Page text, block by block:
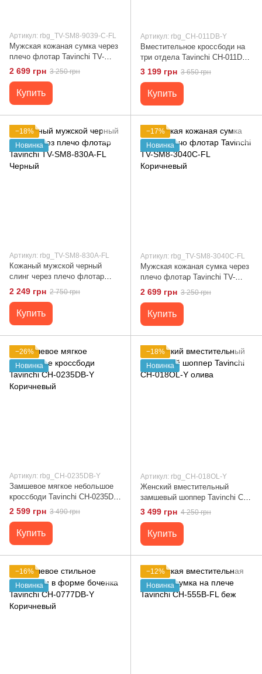
Артикул: rbg_TV-SM8-9039-C-FL
Мужская кожаная сумка через
плечо флотар Tavinchi TV-
SM8-9039-C-FL Коричневый
2 699 грн 3 250 грн
Купить
Артикул: rbg_CH-011DB-Y
Вместительное кроссбоди на
три отдела Tavinchi CH-011DB-
Y Коричневый
3 199 грн 3 650 грн
Купить
−18%
Новинка
Артикул: rbg_TV-SM8-830A-FL
Кожаный мужской черный
слинг через плечо флотар
Tavinchi TV-SM8-830A-FL
2 249 грн 2 750 грн
Купить
−17%
Новинка
Артикул: rbg_TV-SM8-3040C-FL
Мужская кожаная сумка через
плечо флотар Tavinchi TV-
SM8-3040C-FL Коричневый
2 699 грн 3 250 грн
Купить
−26%
Новинка
Артикул: rbg_CH-0235DB-Y
Замшевое мягкое небольшое
кроссбоди Tavinchi CH-0235DB-
Y Коричневый
2 599 грн 3 490 грн
Купить
−18%
Новинка
Артикул: rbg_CH-018OL-Y
Женский вместительный
замшевый шоппер Tavinchi CH-
018OL-Y олива
3 499 грн 4 250 грн
Купить
−16%
Новинка
−12%
Новинка